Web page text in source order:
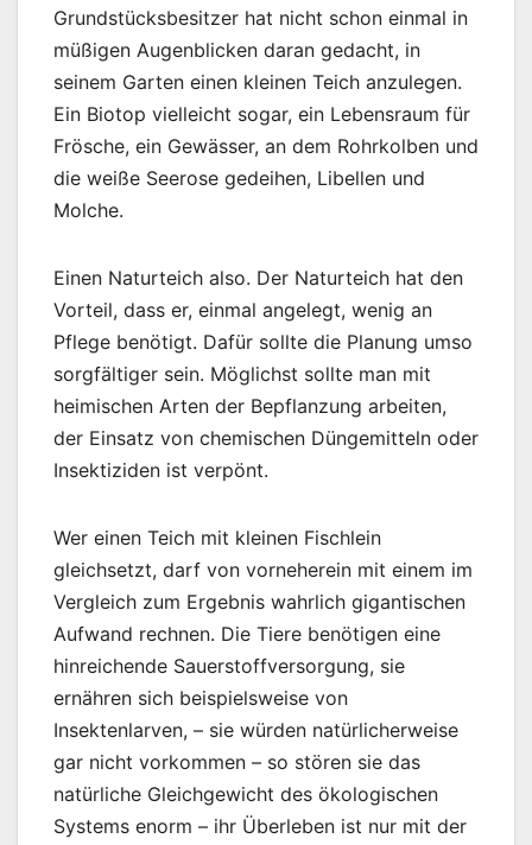
Grundstücksbesitzer hat nicht schon einmal in
müßigen Augenblicken daran gedacht, in
seinem Garten einen kleinen Teich anzulegen.
Ein Biotop vielleicht sogar, ein Lebensraum für
Frösche, ein Gewässer, an dem Rohrkolben und
die weiße Seerose gedeihen, Libellen und
Molche.
Einen Naturteich also. Der Naturteich hat den
Vorteil, dass er, einmal angelegt, wenig an
Pflege benötigt. Dafür sollte die Planung umso
sorgfältiger sein. Möglichst sollte man mit
heimischen Arten der Bepflanzung arbeiten,
der Einsatz von chemischen Düngemitteln oder
Insektiziden ist verpönt.
Wer einen Teich mit kleinen Fischlein
gleichsetzt, darf von vorneherein mit einem im
Vergleich zum Ergebnis wahrlich gigantischen
Aufwand rechnen. Die Tiere benötigen eine
hinreichende Sauerstoffversorgung, sie
ernähren sich beispielsweise von
Insektenlarven, – sie würden natürlicherweise
gar nicht vorkommen – so stören sie das
natürliche Gleichgewicht des ökologischen
Systems enorm – ihr Überleben ist nur mit der